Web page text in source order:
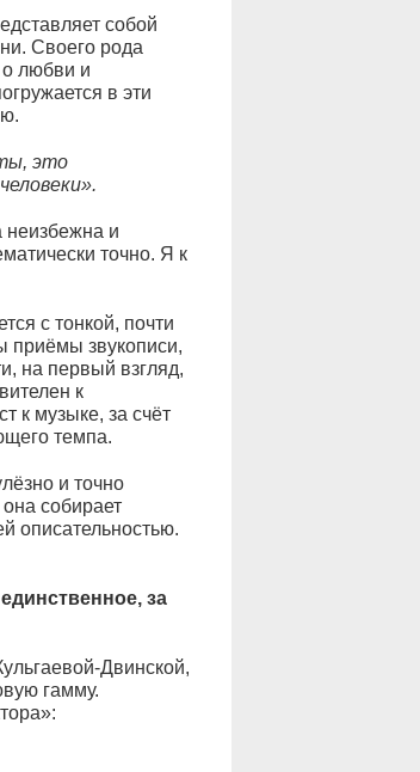
собой
Своего рода
о любви и
в эти
это
неизбежна и
точно. Я к
с тонкой, почти
приёмы звукописи,
на первый взгляд,
к
к музыке, за счёт
темпа.
и точно
собирает
описательностью.
за
Двинской,
гамму.